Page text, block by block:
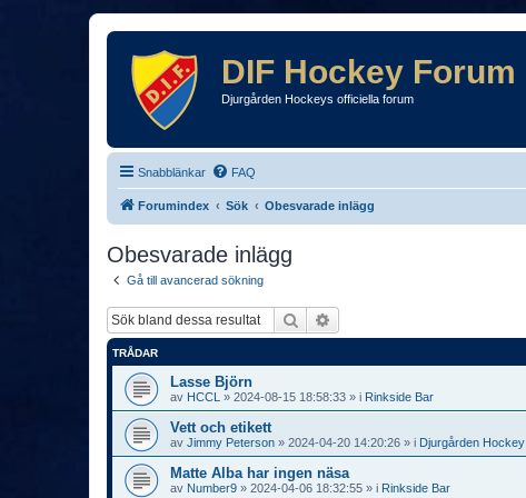
DIF Hockey Forum
Djurgården Hockeys officiella forum
Snabblänkar FAQ
Forumindex Sök Obesvarade inlägg
Obesvarade inlägg
Gå till avancerad sökning
Sök
TRÅDAR
Lasse Björn
av HCCL » 2024-08-15 18:58:33 » i Rinkside Bar
Vett och etikett
av Jimmy Peterson » 2024-04-20 14:20:26 » i Djurgården Hockey
Matte Alba har ingen näsa
av Number9 » 2024-04-06 18:32:55 » i Rinkside Bar